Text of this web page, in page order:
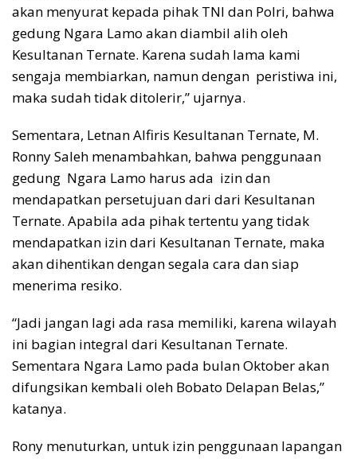
akan menyurat kepada pihak TNI dan Polri, bahwa
gedung Ngara Lamo akan diambil alih oleh
Kesultanan Ternate. Karena sudah lama kami
sengaja membiarkan, namun dengan peristiwa ini,
maka sudah tidak ditolerir,” ujarnya.
Sementara, Letnan Alfiris Kesultanan Ternate, M.
Ronny Saleh menambahkan, bahwa penggunaan
gedung Ngara Lamo harus ada izin dan
mendapatkan persetujuan dari dari Kesultanan
Ternate. Apabila ada pihak tertentu yang tidak
mendapatkan izin dari Kesultanan Ternate, maka
akan dihentikan dengan segala cara dan siap
menerima resiko.
“Jadi jangan lagi ada rasa memiliki, karena wilayah
ini bagian integral dari Kesultanan Ternate.
Sementara Ngara Lamo pada bulan Oktober akan
difungsikan kembali oleh Bobato Delapan Belas,”
katanya.
Rony menuturkan, untuk izin penggunaan lapangan